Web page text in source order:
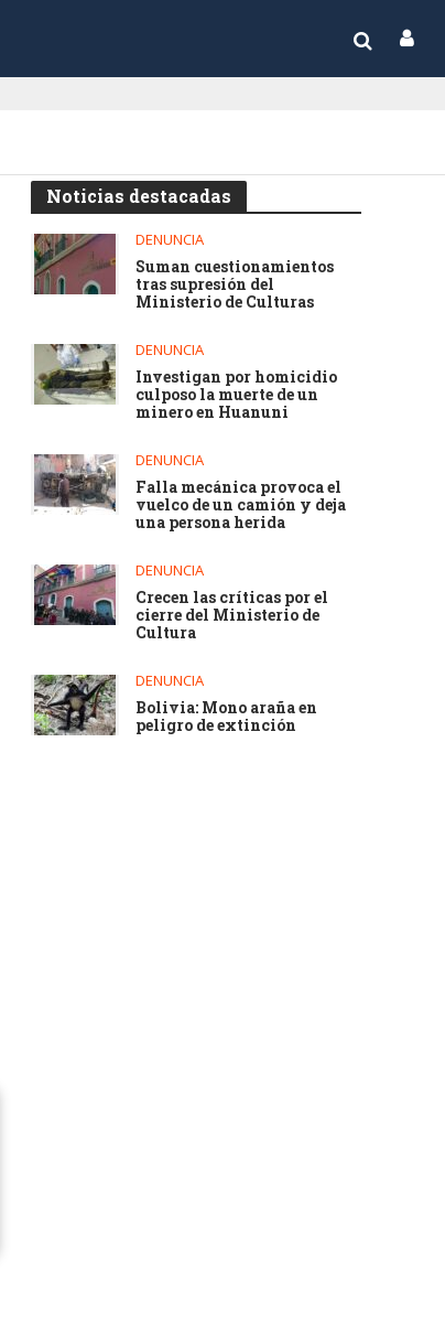
Noticias destacadas
DENUNCIA
Suman cuestionamientos
tras supresión del
Ministerio de Culturas
DENUNCIA
Investigan por homicidio
culposo la muerte de un
minero en Huanuni
DENUNCIA
Falla mecánica provoca el
vuelco de un camión y deja
una persona herida
DENUNCIA
Crecen las críticas por el
cierre del Ministerio de
Cultura
DENUNCIA
Bolivia: Mono araña en
peligro de extinción